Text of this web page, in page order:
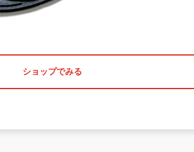
ショップでみる